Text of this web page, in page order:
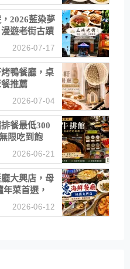
2026藍染夢
遊老街古蹟
2026-07-17
鴨餐廳，桌
推薦
2026-07-04
餐最低300
限吃到飽
2026-06-21
大興店，母
菜首選，
2026-06-12